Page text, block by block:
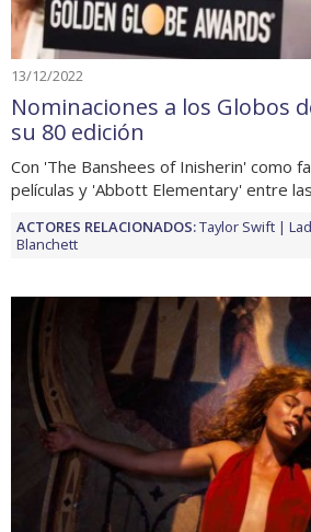
13/12/2022
Nominaciones a los Globos
su 80 edición
Con 'The Banshees of Inisherin' como
películas y 'Abbott Elementary' entre
ACTORES RELACIONADOS:Taylor Swift
Blanchett